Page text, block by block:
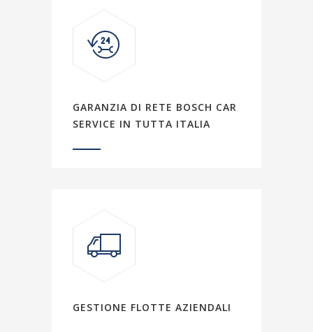
GARANZIA DI RETE BOSCH CAR
SERVICE IN TUTTA ITALIA
GESTIONE FLOTTE AZIENDALI